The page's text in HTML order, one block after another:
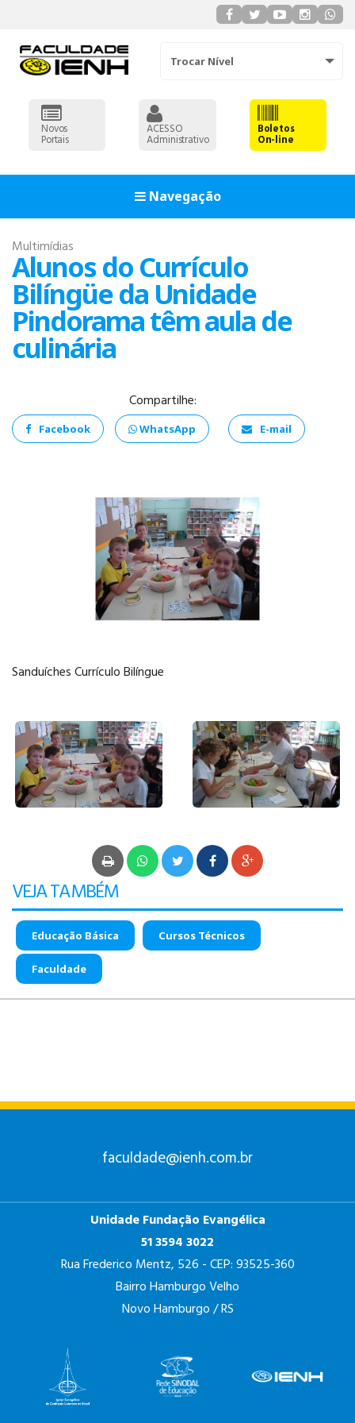
Trocar Nível
Novos
Portais
ACESSO
Administrativo
Boletos
On-line
Navegação
ADMINISTRAÇÃO
DE SISTEMAS
PSICOLOGIA
PÓS-GRADUAÇÃO
CURSOS E EVENTOS
Multimídias
Alunos do Currículo
Bilíngüe da Unidade
Pindorama têm aula de
culinária
Compartilhe:
Facebook WhatsApp E-mail
Sanduíches Currículo Bilíngue
VEJA TAMBÉM
Educação Básica Cursos Técnicos
Faculdade
faculdade@ienh.com.br
Unidade Fundação Evangélica
51 3594 3022
Rua Frederico Mentz, 526 - CEP: 93525-360
Bairro Hamburgo Velho
Novo Hamburgo / RS